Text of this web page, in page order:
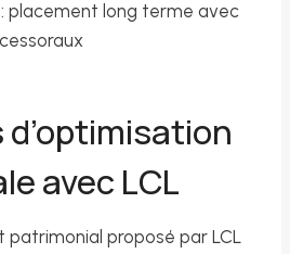
: placement long terme avec
avec LCL
patrimonial proposé par LCL